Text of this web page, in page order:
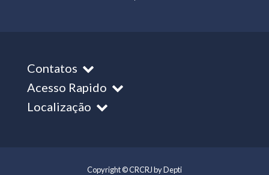
Contatos
Acesso Rapido
Localização
Copyright © CRCRJ by Depti